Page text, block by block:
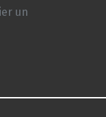
un